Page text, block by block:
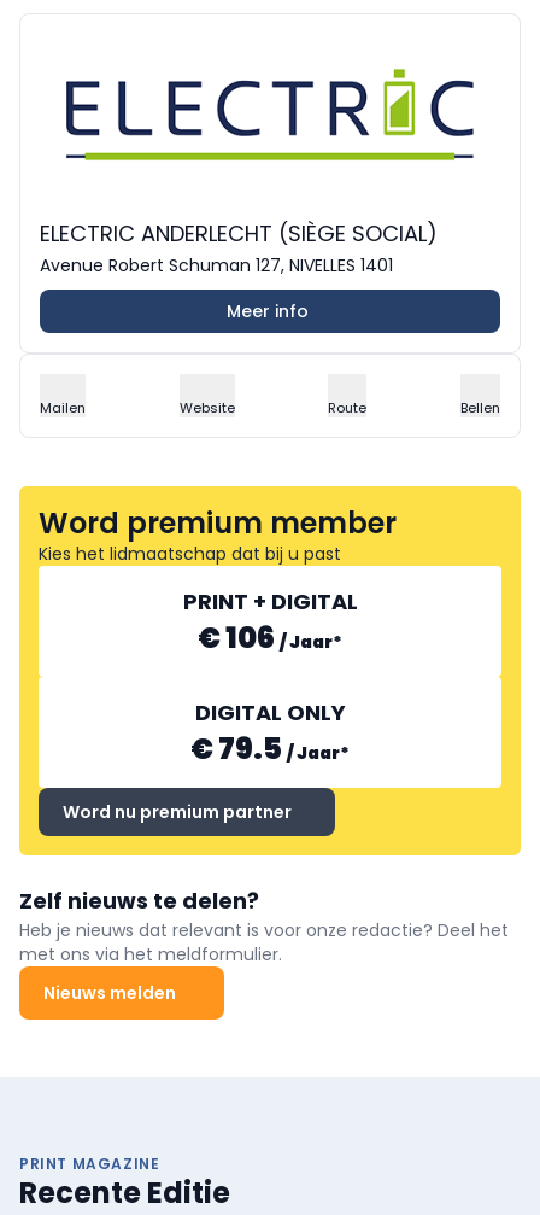
ELECTRIC ANDERLECHT (SIÈGE SOCIAL)
Avenue Robert Schuman 127, NIVELLES 1401
Meer info
Mailen Website Route Bellen
Word premium member
Kies het lidmaatschap dat bij u past
PRINT + DIGITAL
€ 106 /Jaar*
DIGITAL ONLY
€ 79.5 /Jaar*
Word nu premium partner
Zelf nieuws te delen?
Heb je nieuws dat relevant is voor onze redactie? Deel het
met ons via het meldformulier.
Nieuws melden
PRINT MAGAZINE
Recente Editie